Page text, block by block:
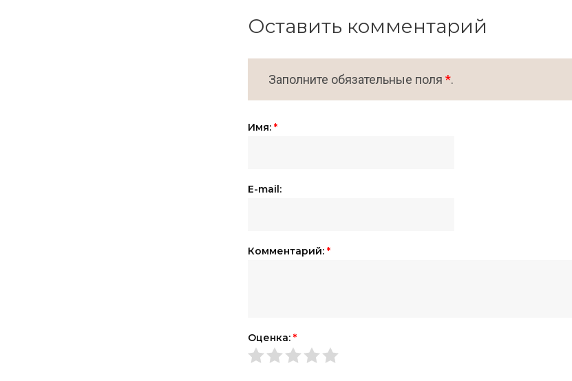
Оставить комментарий
Заполните обязательные поля *.
Имя: *
E-mail:
Комментарий: *
Оценка: *